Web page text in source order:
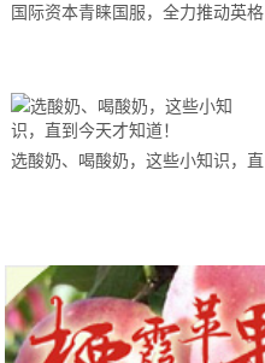
国际资本青睐国服，全力推动英格
选酸奶、喝酸奶，这些小知识，直